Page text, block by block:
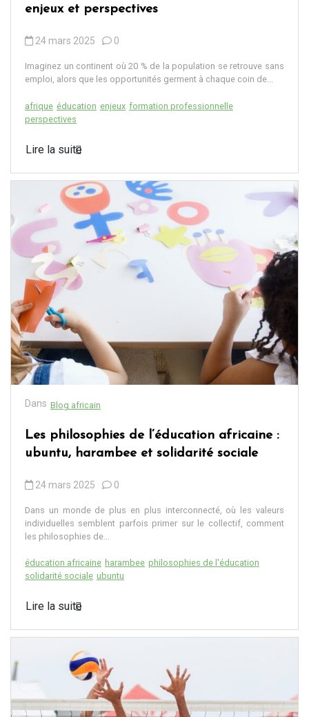
enjeux et perspectives
24 mars 2025 0
Imaginez un continent où 20 % de la population se retrouve sans
emploi, alors que les opportunités germent à chaque coin de...
afrique éducation enjeux formation professionnelle
perspectives
Lire la suite
Dans Blog africain
Les philosophies de l’éducation africaine :
ubuntu, harambee et solidarité sociale
24 mars 2025 0
Dans un monde de plus en plus interconnecté, où les valeurs
individuelles semblent parfois primer sur le collectif, comment
les philosophies de...
éducation africaine harambee philosophies de l'éducation
solidarité sociale ubuntu
Lire la suite